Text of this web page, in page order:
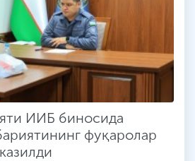
ИИБ биносида
фуқаролар